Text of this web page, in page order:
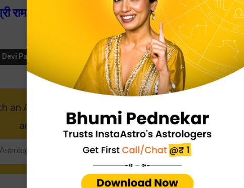
राम की बड़ी बहन के गुमनाम होने का क्या राज था?
Devi Parvati Shiv Ji Aur Parvati Ka Vivah
an Astrologer through Call or Chat, and get
accurate predictions.
Chat with Astrologer